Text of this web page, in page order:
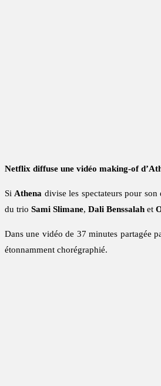
Netflix diffuse une vidéo making-of
Si Athena divise les spectateurs pour
du trio Sami Slimane, Dali Benssalah et
Dans une vidéo de 37 minutes partagée
étonnamment chorégraphié.